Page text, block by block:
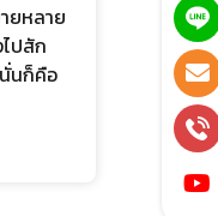
ยหลาย
ปสัก
นก็คือ